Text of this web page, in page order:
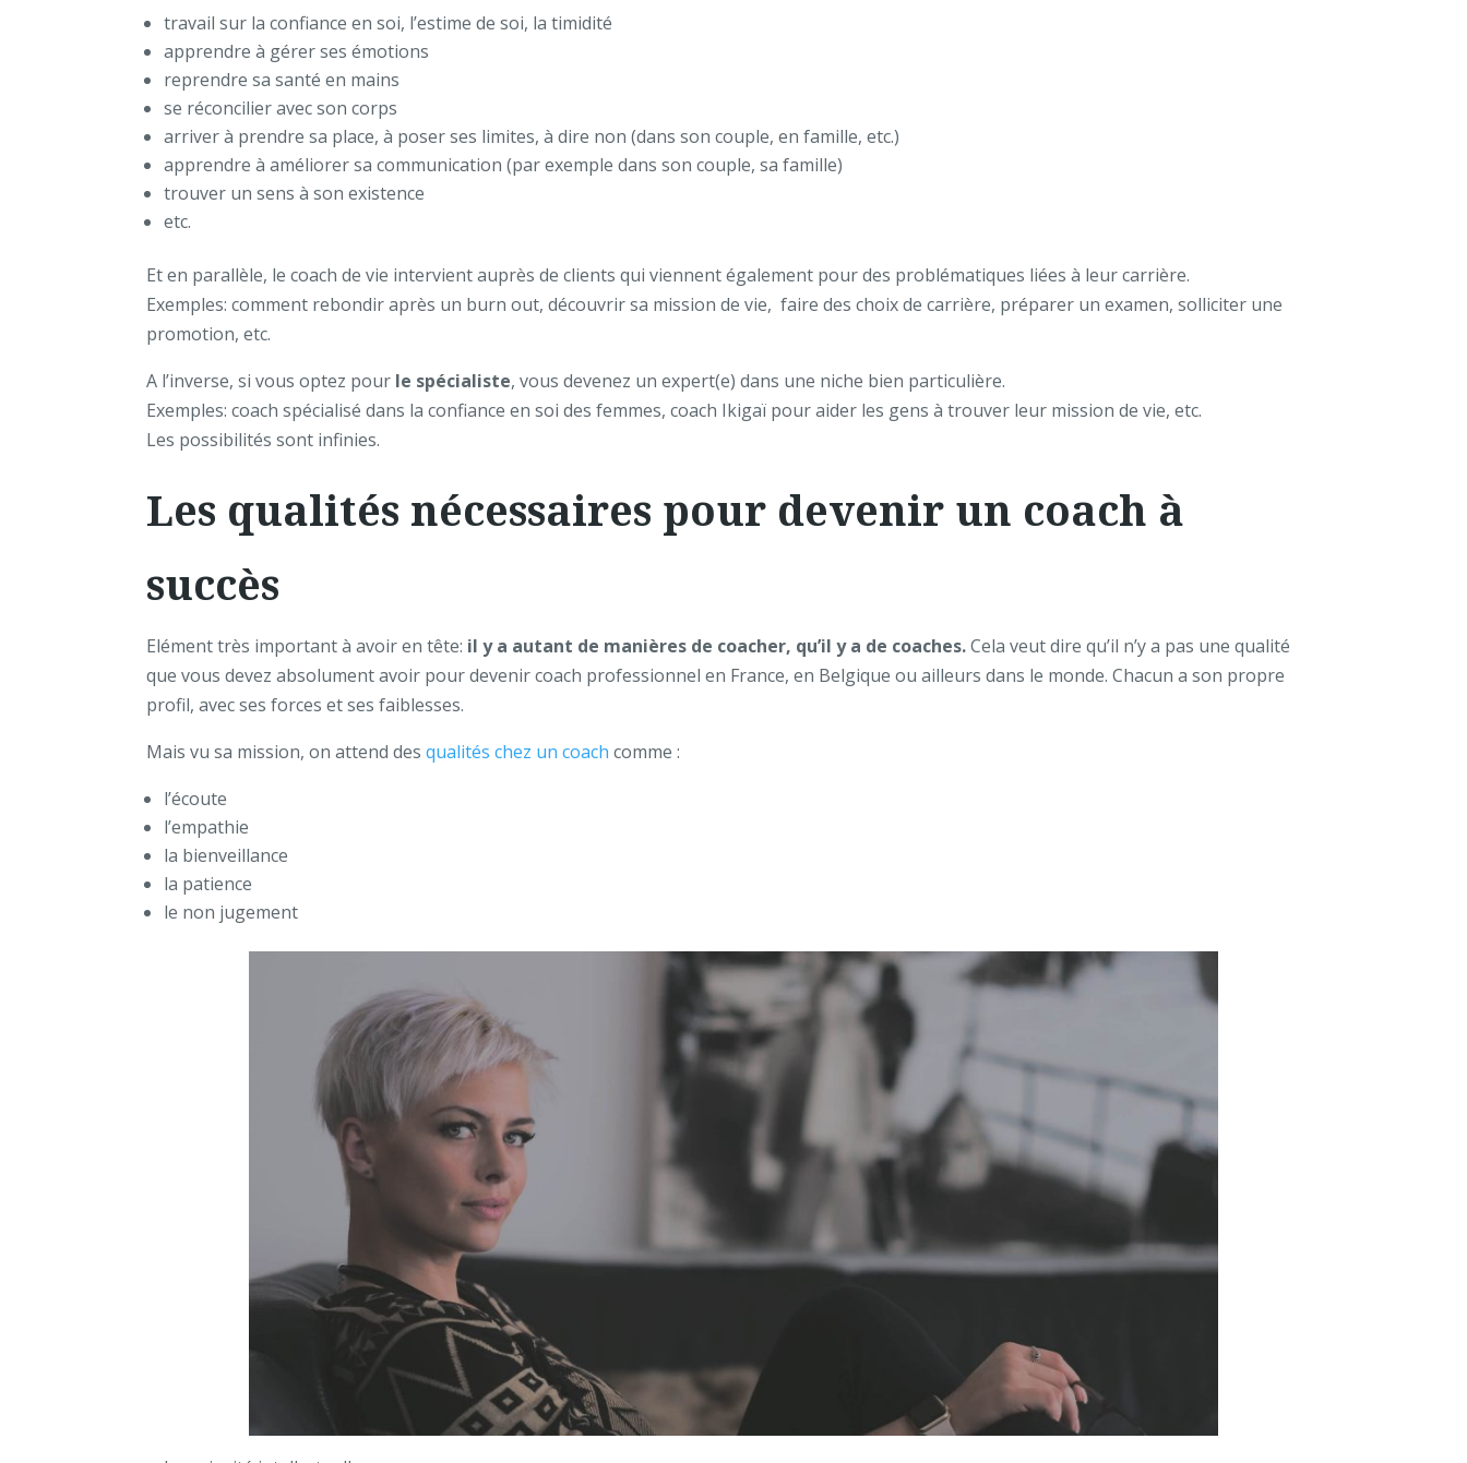
travail sur la confiance en soi, l’estime de soi, la timidité
apprendre à gérer ses émotions
reprendre sa santé en mains
se réconcilier avec son corps
arriver à prendre sa place, à poser ses limites, à dire non (dans son couple, en famille, etc.)
apprendre à améliorer sa communication (par exemple dans son couple, sa famille)
trouver un sens à son existence
etc.
Et en parallèle, le coach de vie intervient auprès de clients qui viennent également pour des problématiques liées à leur carrière.
Exemples: comment rebondir après un burn out, découvrir sa mission de vie, faire des choix de carrière, préparer un examen, solliciter une
promotion, etc.
A l’inverse, si vous optez pour le spécialiste, vous devenez un expert(e) dans une niche bien particulière.
Exemples: coach spécialisé dans la confiance en soi des femmes, coach Ikigaï pour aider les gens à trouver leur mission de vie, etc.
Les possibilités sont infinies.
Les qualités nécessaires pour devenir un coach à
succès
Elément très important à avoir en tête: il y a autant de manières de coacher, qu’il y a de coaches.Cela veut dire qu’il n’y a pas une qualité
que vous devez absolument avoir pour devenir coach professionnel en France, en Belgique ou ailleurs dans le monde. Chacun a son propre
profil, avec ses forces et ses faiblesses.
Mais vu sa mission, on attend desqualités chez un coach comme :
l’écoute
l’empathie
la bienveillance
la patience
le non jugement